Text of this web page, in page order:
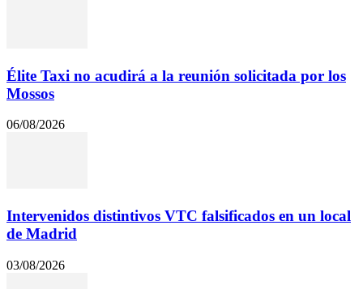
Élite Taxi no acudirá a la reunión solicitada por los
Mossos
06/08/2026
Intervenidos distintivos VTC falsificados en un local
de Madrid
03/08/2026